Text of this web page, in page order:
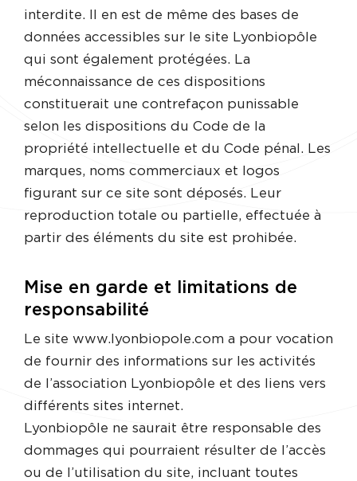
interdite. Il en est de même des bases de
données accessibles sur le site Lyonbiopôle
qui sont également protégées. La
méconnaissance de ces dispositions
constituerait une contrefaçon punissable
selon les dispositions du Code de la
propriété intellectuelle et du Code pénal. Les
marques, noms commerciaux et logos
figurant sur ce site sont déposés. Leur
reproduction totale ou partielle, effectuée à
partir des éléments du site est prohibée.
Mise en garde et limitations de
responsabilité
Le site www.lyonbiopole.com a pour vocation
de fournir des informations sur les activités
de l’association Lyonbiopôle et des liens vers
différents sites internet.
Lyonbiopôle ne saurait être responsable des
dommages qui pourraient résulter de l’accès
ou de l’utilisation du site, incluant toutes